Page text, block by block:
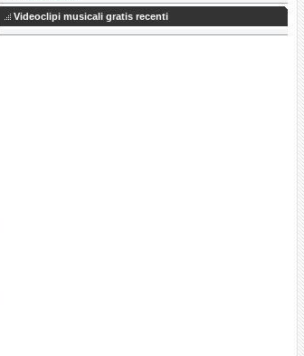
Videoclipi musicali gratis recenti